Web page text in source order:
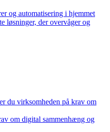
og automatisering i hjemmet
løsninger, der overvåger og
du virksomheden på krav om
om digital sammenhæng og